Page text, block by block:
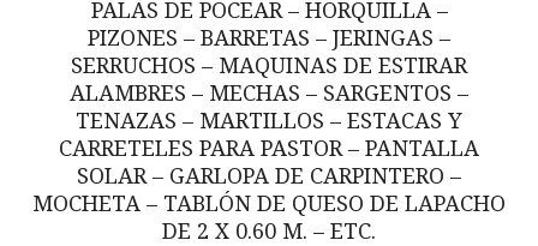
PALAS DE POCEAR – HORQUILLA –
PIZONES – BARRETAS – JERINGAS –
SERRUCHOS – MAQUINAS DE ESTIRAR
ALAMBRES – MECHAS – SARGENTOS –
TENAZAS – MARTILLOS – ESTACAS Y
CARRETELES PARA PASTOR – PANTALLA
SOLAR – GARLOPA DE CARPINTERO –
MOCHETA – TABLÓN DE QUESO DE LAPACHO
DE 2 X 0.60 M. – ETC.